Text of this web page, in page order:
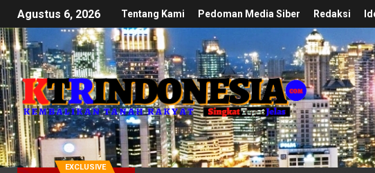
Agustus 6, 2026 Tentang Kami Pedoman Media Siber Redaksi
EXCLUSIVE